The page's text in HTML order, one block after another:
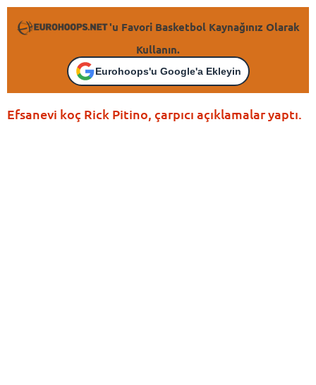
'u Favori Basketbol Kaynağınız Olarak
Kullanın.
Eurohoops'u Google'a Ekleyin
Efsanevi koç Rick Pitino, çarpıcı açıklamalar yaptı.